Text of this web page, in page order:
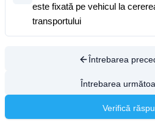
este fixată pe vehicul la
transportului
Întrebarea
Întrebarea
Verifică